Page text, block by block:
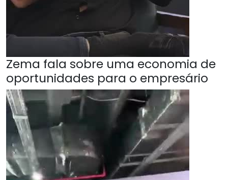
Zema fala sobre uma economia de
oportunidades para o empresário